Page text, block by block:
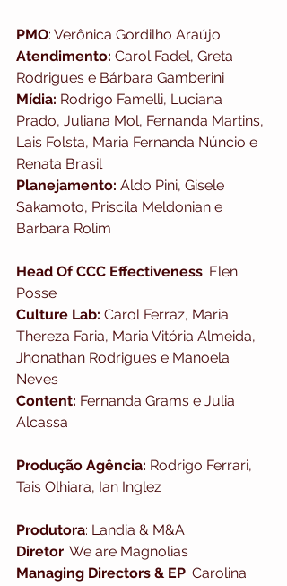
PMO: Verônica Gordilho Araújo
Atendimento: Carol Fadel, Greta
Rodrigues e Bárbara Gamberini
Mídia: Rodrigo Famelli, Luciana
Prado, Juliana Mol, Fernanda Martins,
Lais Folsta, Maria Fernanda Núncio e
Renata Brasil
Planejamento: Aldo Pini, Gisele
Sakamoto, Priscila Meldonian e
Barbara Rolim
Head Of CCC Effectiveness: Elen
Posse
Culture Lab: Carol Ferraz, Maria
Thereza Faria, Maria Vitória Almeida,
Jhonathan Rodrigues e Manoela
Neves
Content: Fernanda Grams e Julia
Alcassa
Produção Agência: Rodrigo Ferrari,
Tais Olhiara, Ian Inglez
Produtora: Landia & M&A
Diretor: We are Magnolias
Managing Directors & EP: Carolina